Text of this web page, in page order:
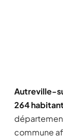
Autreville-
264
commune